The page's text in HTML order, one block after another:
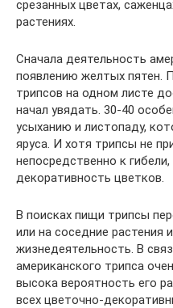
срезанных цветах,
растениях.
Сначала деятельность
появлению желтых пятен.
трипсов на одном листе
начал увядать. 30-40
усыханию и листопаду,
яруса. И хотя трипсы не
непосредственно к
декоративность цветков.
В поисках пищи трипсы
или на соседние
жизнедеятельность. В
американского трипса
высока вероятность его
всех цветочно-